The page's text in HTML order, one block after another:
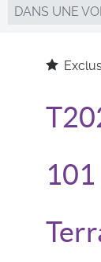
DANS UNE
101